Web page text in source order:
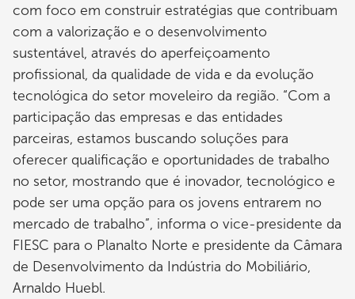
com foco em construir estratégias que contribuam
com a valorização e o desenvolvimento
sustentável, através do aperfeiçoamento
profissional, da qualidade de vida e da evolução
tecnológica do setor moveleiro da região. “Com a
participação das empresas e das entidades
parceiras, estamos buscando soluções para
oferecer qualificação e oportunidades de trabalho
no setor, mostrando que é inovador, tecnológico e
pode ser uma opção para os jovens entrarem no
mercado de trabalho”, informa o vice-presidente da
FIESC para o Planalto Norte e presidente da Câmara
de Desenvolvimento da Indústria do Mobiliário,
Arnaldo Huebl.